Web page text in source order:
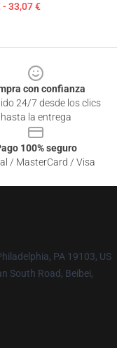
- 33,07 €
con confianza
24/7 desde los clics
hasta la entrega
100% seguro
/ MasterCard / Visa
PA 19103, US
South Road, Beibei,